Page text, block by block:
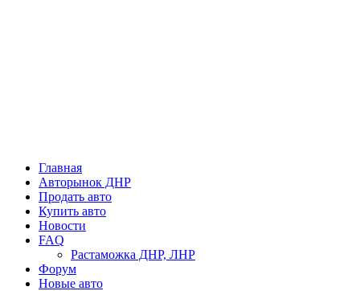
Главная
Авторынок ДНР
Продать авто
Купить авто
Новости
FAQ
Растаможка ДНР, ЛНР
Форум
Новые авто